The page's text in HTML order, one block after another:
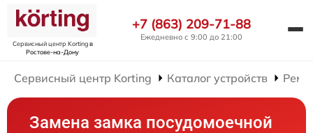
Сервисный центр Kortingв
Ростове-на-Дону
+7 (863) 209-71-88
Ежедневно с 9:00 до 21:00
Сервисный центр Korting Каталог устройств
Замена замка посудомоечной